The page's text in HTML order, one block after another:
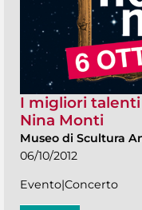
I migliori talenti
Nina Monti
Museo di Scultura
06/10/2012
Evento|Concerto